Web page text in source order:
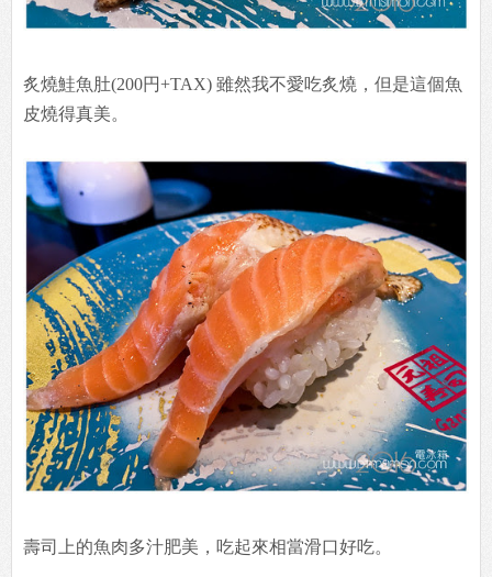
炙燒鮭魚肚(200円+TAX) 雖然我不愛吃炙燒，但是這個魚
皮燒得真美。
壽司上的魚肉多汁肥美，吃起來相當滑口好吃。